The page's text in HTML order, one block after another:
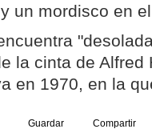
un mordisco en
la cinta de Alfred
en 1970, en la
Guardar Compartir